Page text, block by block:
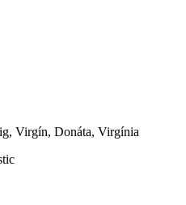
Virgín, Donáta, Virgínia